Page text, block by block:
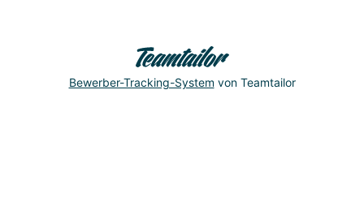
Bewerber-Tracking-System von Teamtailor